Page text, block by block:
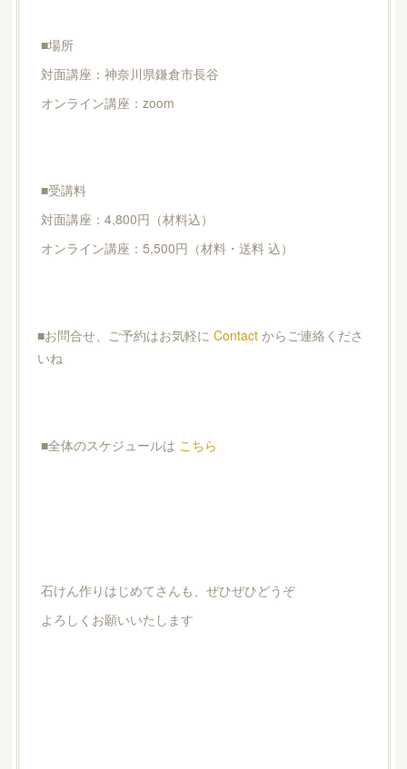
■場所
対面講座：神奈川県鎌倉市長谷
オンライン講座：zoom
■受講料
対面講座：4,800円（材料込）
オンライン講座：5,500円（材料・送料 込）
■お問合せ、ご予約はお気軽に Contactからご連絡くださ
いね
■全体のスケジュールは こちら
石けん作りはじめてさんも、ぜひぜひどうぞ
よろしくお願いいたします